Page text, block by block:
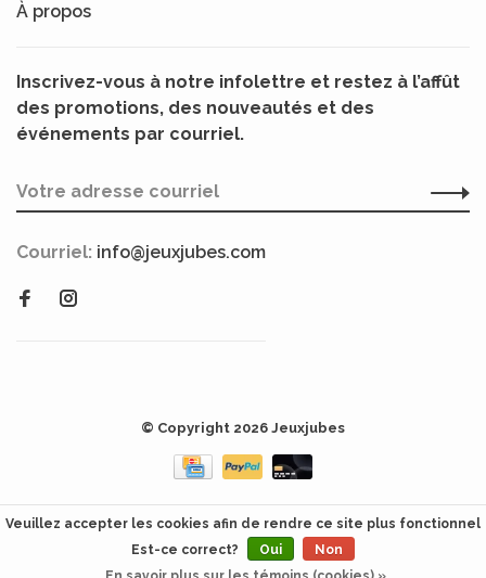
À propos
Inscrivez-vous à notre infolettre et restez à l’affût
des promotions, des nouveautés et des
événements par courriel.
Courriel: info@jeuxjubes.com
© Copyright 2026 Jeuxjubes
Veuillez accepter les cookies afin de rendre ce site plus fonctionnel
Est-ce correct?
Oui
Non